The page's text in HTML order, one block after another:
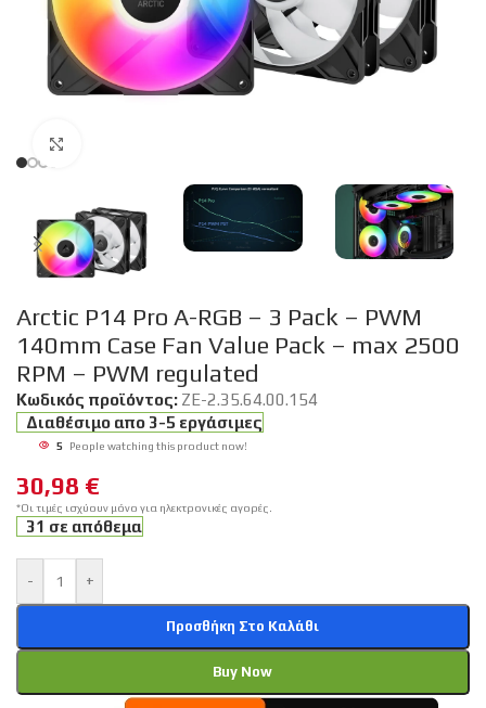
Arctic P14 Pro A-RGB – 3 Pack – PWM
140mm Case Fan Value Pack – max 2500
RPM – PWM regulated
Κωδικός προϊόντος: ZE-2.35.64.00.154
Διαθέσιμο απο 3-5 εργάσιμες
5 People watching this product now!
30,98 €
*Οι τιμές ισχύουν μόνο για ηλεκτρονικές αγορές.
31 σε απόθεμα
- +
Προσθήκη Στο Καλάθι
Buy Now